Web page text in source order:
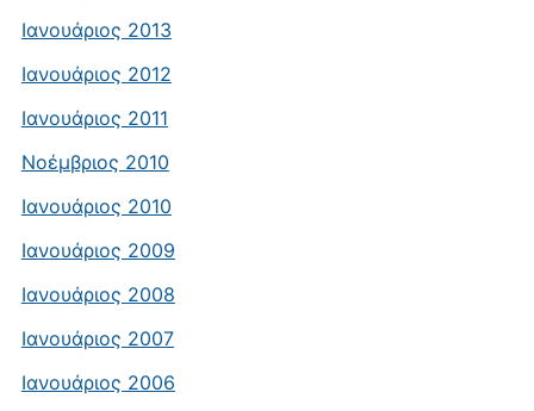
Ιανουάριος 2013
Ιανουάριος 2012
Ιανουάριος 2011
Νοέμβριος 2010
Ιανουάριος 2010
Ιανουάριος 2009
Ιανουάριος 2008
Ιανουάριος 2007
Ιανουάριος 2006